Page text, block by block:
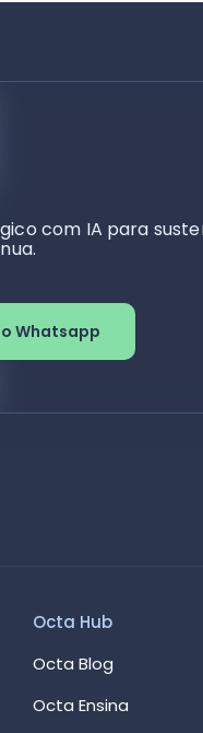
com IA para
Whatsapp
Octa Hub
Octa Blog
Octa Ensina